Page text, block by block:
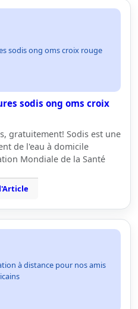
sodis ong oms croix rouge
sodis ong oms croix
gratuitement! Sodis est une
de l'eau à domicile
Mondiale de la Santé
à distance pour nos amis